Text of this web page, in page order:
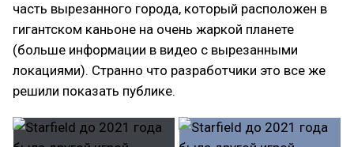
часть вырезанного города, который расположен в
гигантском каньоне на очень жаркой планете
(больше информации в видео с вырезанными
локациями). Странно что разработчики это все же
решили показать публике.